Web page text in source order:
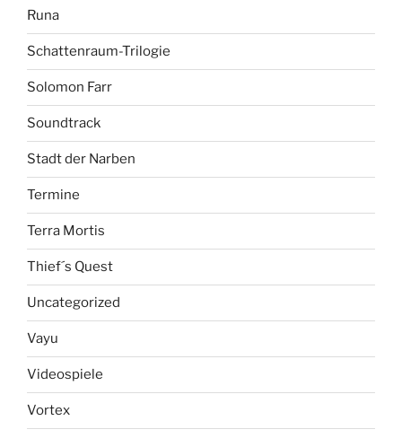
Runa
Schattenraum-Trilogie
Solomon Farr
Soundtrack
Stadt der Narben
Termine
Terra Mortis
Thief´s Quest
Uncategorized
Vayu
Videospiele
Vortex